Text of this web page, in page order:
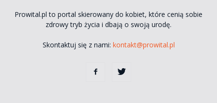
Prowital.pl to portal skierowany do kobiet, które cenią sobie
zdrowy tryb życia i dbają o swoją urodę.
Skontaktuj się z nami: kontakt@prowital.pl